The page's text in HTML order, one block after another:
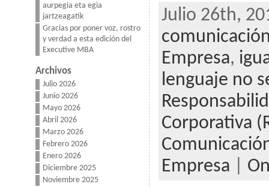
aurpegia eta egia
jartzeagatik
Gracias por poner voz, rostro
y verdad a esta edición del
Executive MBA
Archivos
Julio 2026
Junio 2026
Mayo 2026
Abril 2026
Marzo 2026
Febrero 2026
Enero 2026
Diciembre 2025
Noviembre 2025
Julio 26th,
Empresa,
lenguaje no
Corporativa
Empresa